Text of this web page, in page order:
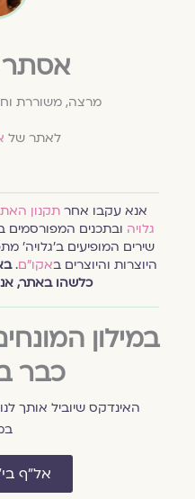
אסתר
מרצה, משוררת
לאתר של
אנא עקבו אחרתקנון האתר
גלויהובתכנים המפורסמים
שירים המופיעים ב׳גלויה׳
היוצרות והיוצרים ב אקו״ם.
כלשהו באתר,
במילון
כבר
האינדקס שיוביל אותך
אל״ף